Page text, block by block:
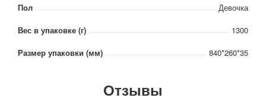
Пол
Девочка
Вес в упаковке (г)
1300
Размер упаковки (мм)
840*260*35
Отзывы